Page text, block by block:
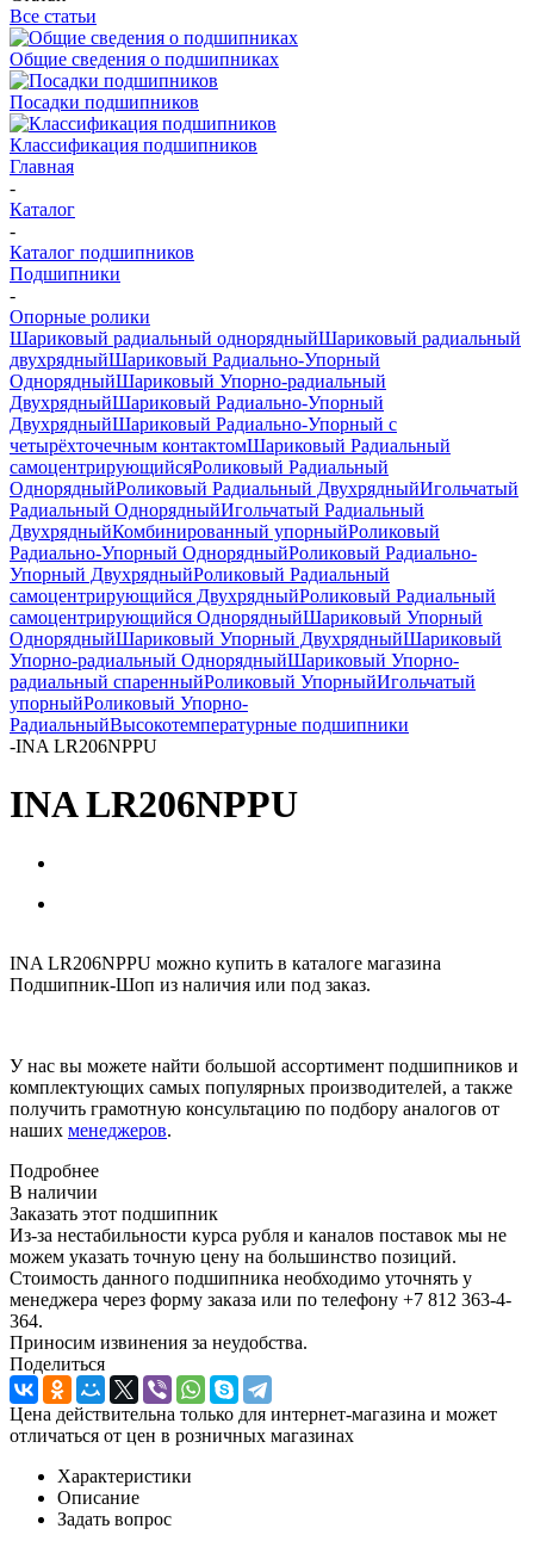
Все статьи
Общие сведения о подшипниках
Посадки подшипников
Классификация подшипников
Главная
-
Каталог
-
Каталог подшипников
Подшипники
-
Опорные ролики
Шариковый радиальный однорядныйШариковый радиальный
двухрядныйШариковый Радиально-Упорный
ОднорядныйШариковый Упорно-радиальный
ДвухрядныйШариковый Радиально-Упорный
ДвухрядныйШариковый Радиально-Упорный с
четырёхточечным контактомШариковый Радиальный
самоцентрирующийсяРоликовый Радиальный
ОднорядныйРоликовый Радиальный ДвухрядныйИгольчатый
Радиальный ОднорядныйИгольчатый Радиальный
ДвухрядныйКомбинированный упорныйРоликовый
Радиально-Упорный ОднорядныйРоликовый Радиально-
Упорный ДвухрядныйРоликовый Радиальный
самоцентрирующийся ДвухрядныйРоликовый Радиальный
самоцентрирующийся ОднорядныйШариковый Упорный
ОднорядныйШариковый Упорный ДвухрядныйШариковый
Упорно-радиальный ОднорядныйШариковый Упорно-
радиальный спаренныйРоликовый УпорныйИгольчатый
упорныйРоликовый Упорно-
РадиальныйВысокотемпературные подшипники
-INA LR206NPPU
INA LR206NPPU
INA LR206NPPU можно купить в каталоге магазина
Подшипник-Шоп из наличия или под заказ.
У нас вы можете найти большой ассортимент подшипников и
комплектующих самых популярных производителей, а также
получить грамотную консультацию по подбору аналогов от
наших менеджеров.
Подробнее
В наличии
Заказать этот подшипник
Из-за нестабильности курса рубля и каналов поставок мы не
можем указать точную цену на большинство позиций.
Стоимость данного подшипника необходимо уточнять у
менеджера через форму заказа или по телефону +7 812 363-4-
364.
Приносим извинения за неудобства.
Поделиться
Цена действительна только для интернет-магазина и может
отличаться от цен в розничных магазинах
Характеристики
Описание
Задать вопрос